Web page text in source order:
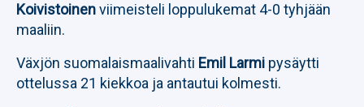
Koivistoinenviimeisteli loppulukemat 4-0 tyhjään
maaliin.
Växjön suomalaismaalivahti Emil Larmi pysäytti
ottelussa 21 kiekkoa ja antautui kolmesti.